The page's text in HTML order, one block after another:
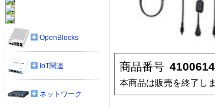
商品番号
本商品は販売を終了し
OpenBlocks
IoT関連
ネットワーク